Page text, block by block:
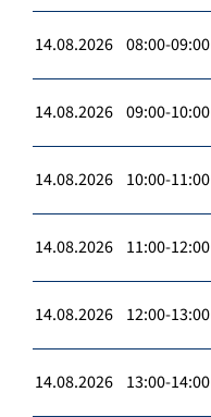
14.08.2026 08:00-09:00
14.08.2026 09:00-10:00
14.08.2026 10:00-11:00
14.08.2026 11:00-12:00
14.08.2026 12:00-13:00
14.08.2026 13:00-14:00